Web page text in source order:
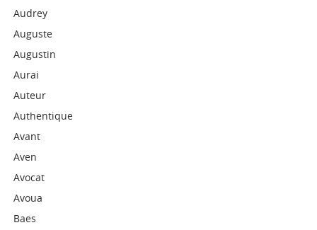
Audrey
Auguste
Augustin
Aurai
Auteur
Authentique
Avant
Aven
Avocat
Avoua
Baes